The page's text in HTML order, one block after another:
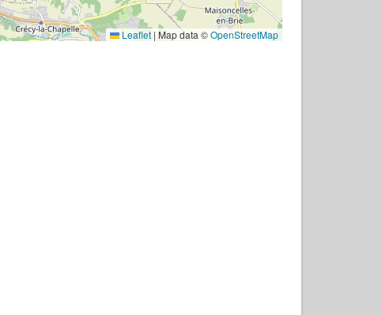
Leaflet | Map data ©OpenStreetMap